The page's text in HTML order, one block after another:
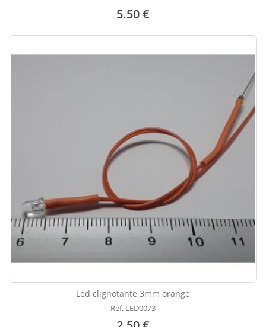
5.50 €
Led clignotante 3mm orange
Réf. LED0073